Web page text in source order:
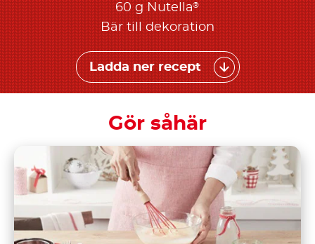
60 g Nutella®
Bär till dekoration
Ladda ner recept
Gör såhär